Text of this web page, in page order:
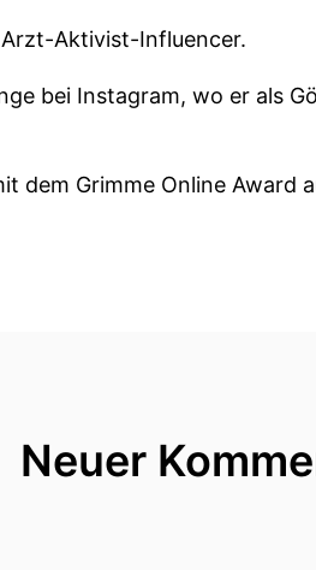
Aktivist-Influencer.
bei Instagram, wo er als
dem Grimme Online Award
Neuer